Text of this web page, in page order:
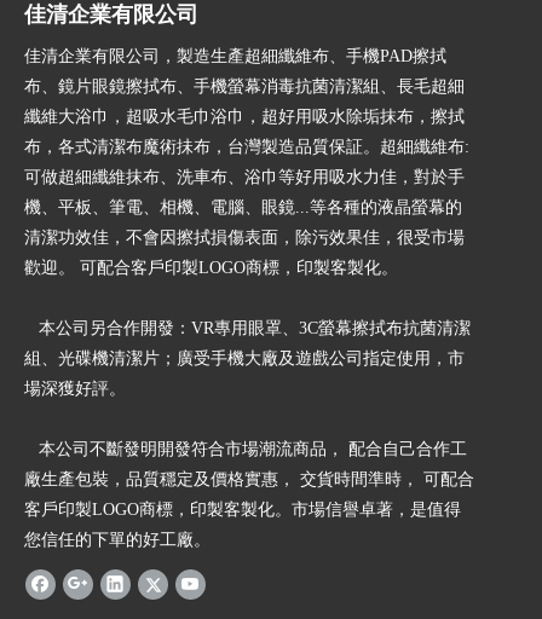
佳清企業有限公司
佳清企業有限公司，製造生產超細纖維布、手機PAD擦拭
布、鏡片眼鏡擦拭布、手機螢幕消毒抗菌清潔組、長毛超細
纖維大浴巾，超吸水毛巾浴巾，超好用吸水除垢抹布，擦拭
布，各式清潔布魔術抺布，台灣製造品質保証。超細纖維布:
可做超細纖維抹布、洗車布、浴巾等好用吸水力佳，對於手
機、平板、筆電、相機、電腦、眼鏡...等各種的液晶螢幕的
清潔功效佳，不會因擦拭損傷表面，除污效果佳，很受市場
歡迎。 可配合客戶印製LOGO商標，印製客製化。
本公司另合作開發：VR專用眼罩、3C螢幕擦拭布抗菌清潔
組、光碟機清潔片；廣受手機大廠及遊戲公司指定使用，市
場深獲好評。
本公司不斷發明開發符合市場潮流商品， 配合自己合作工
廠生產包裝，品質穩定及價格實惠， 交貨時間準時， 可配合
客戶印製LOGO商標，印製客製化。市場信譽卓著，是值得
您信任的下單的好工廠。